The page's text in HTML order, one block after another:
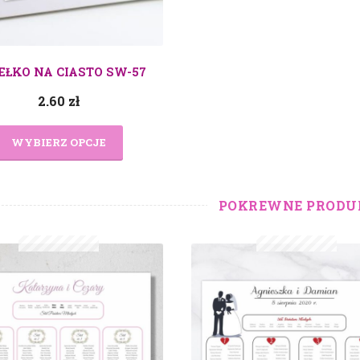
NA CIASTO SW-57
2.60 zł
WYBIERZ OPCJE
POKREWNE